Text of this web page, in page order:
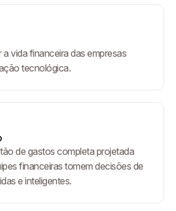
vida financeira das empresas
tecnológica.
de gastos completa projetada
financeiras tomem decisões de
e inteligentes.